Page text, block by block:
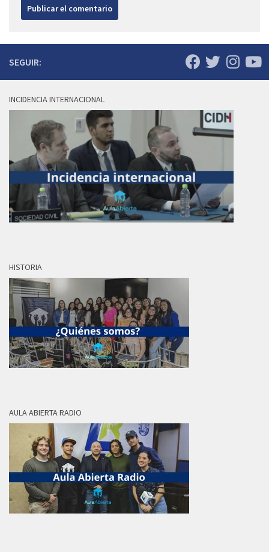
SEGUIR:
INCIDENCIA INTERNACIONAL
HISTORIA
AULA ABIERTA RADIO